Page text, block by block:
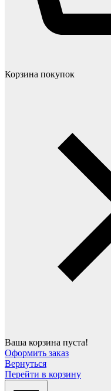
Корзина покупок
Ваша корзина пуста!
Оформить заказ
Вернуться
Перейти в корзину